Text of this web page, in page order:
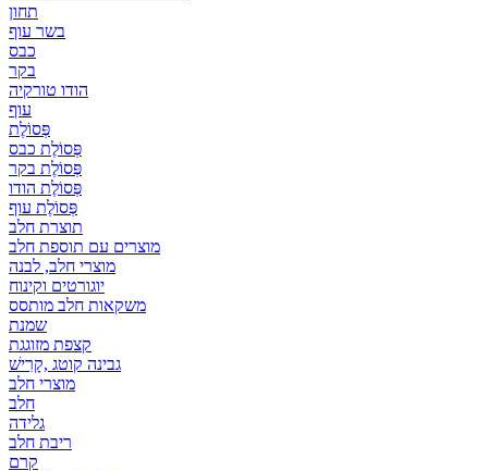
תחון
בשר עוף
כבס
בקר
הודו טורקיה
עוף
פְּסוֹלֶת
פְּסוֹלֶת כבס
פְּסוֹלֶת בקר
פְּסוֹלֶת הודו
פְּסוֹלֶת עוף
תוצרת חלב
מוצרים עם תוספת חלב
מוצרי חלב, לבנה
יוגורטים וקינוח
משקאות חלב מותסס
שמנת
קצפת מזוגגת
גבינה קוטג ,קָרִישׁ
מוצרי חלב
חלב
גלידה
ריבת חלב
קרם